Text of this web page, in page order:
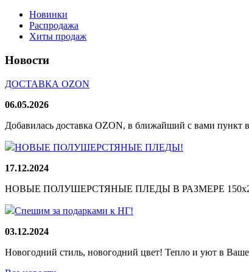
Новинки
Распродажа
Хиты продаж
Новости
ДОСТАВКА OZON
06.05.2026
Добавилась доставка OZON, в ближайший с вами
НОВЫЕ ПОЛУШЕРСТЯНЫЕ ПЛЕДЫ!
17.12.2024
НОВЫЕ ПОЛУШЕРСТЯНЫЕ ПЛЕДЫ В РАЗМЕРЕ
Спешим за подарками к НГ!
03.12.2024
Новогодний стиль, новогодний цвет! Тепло и уют в